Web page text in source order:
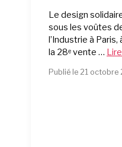
Le design
sous les voûtes
l’Industrie à Paris,
la 28ᵉ vente …
Publié le 21 octobre